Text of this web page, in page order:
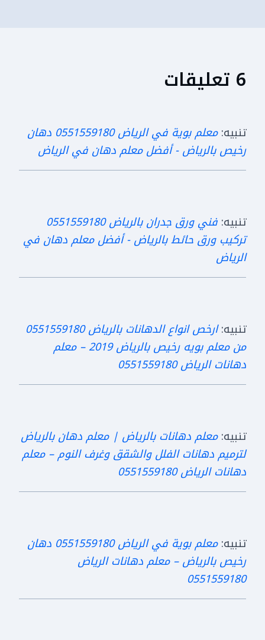
6 تعليقات
تنبيه:
معلم بوية في الرياض 0551559180 دهان
رخيص بالرياض - أفضل معلم دهان في الرياض
تنبيه:
فني ورق جدران بالرياض 0551559180
تركيب ورق حائط بالرياض - أفضل معلم دهان في
الرياض
تنبيه:
ارخص انواع الدهانات بالرياض 0551559180
من معلم بويه رخيص بالرياض 2019 – معلم
دهانات الرياض 0551559180
تنبيه:معلم دهانات بالرياض | معلم دهان بالرياض
لترميم دهانات الفلل والشقق وغرف النوم – معلم
دهانات الرياض 0551559180
تنبيه:
معلم بوية في الرياض 0551559180 دهان
رخيص بالرياض – معلم دهانات الرياض
0551559180